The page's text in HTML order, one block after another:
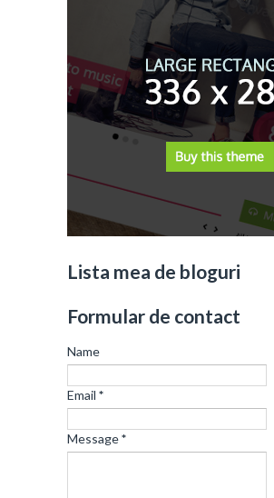
Lista mea de bloguri
Formular de contact
Name
Email *
Message*